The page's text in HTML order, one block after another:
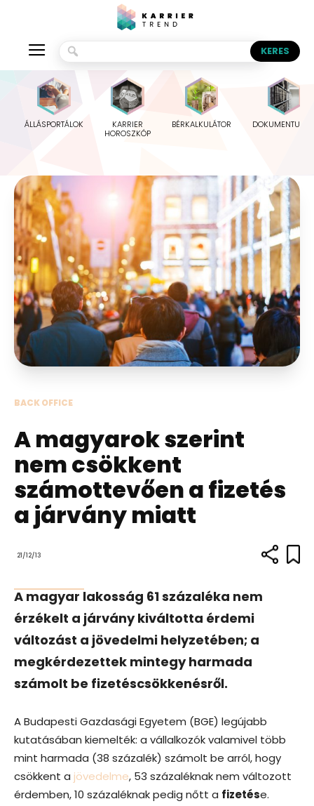
ÁLLÁSPORTÁLOK
KARRIER
HOROSZKÓP
BÉRKALKULÁTOR
BACK OFFICE
A magyarok szerint
nem csökkent
számottevően a fizetés
a járvány miatt
21/12/13
A magyar lakosság 61 százaléka nem
érzékelt a járvány kiváltotta érdemi
változást a jövedelmi helyzetében; a
megkérdezettek mintegy harmada
számolt be fizetéscsökkenésről.
A Budapesti Gazdasági Egyetem (BGE) legújabb
kutatásában kiemelték: a vállalkozók valamivel több
mint harmada (38 százalék) számolt be arról, hogy
csökkent a jövedelme, 53 százaléknak nem változott
érdemben, 10 százaléknak pedig nőtt a fizetése.